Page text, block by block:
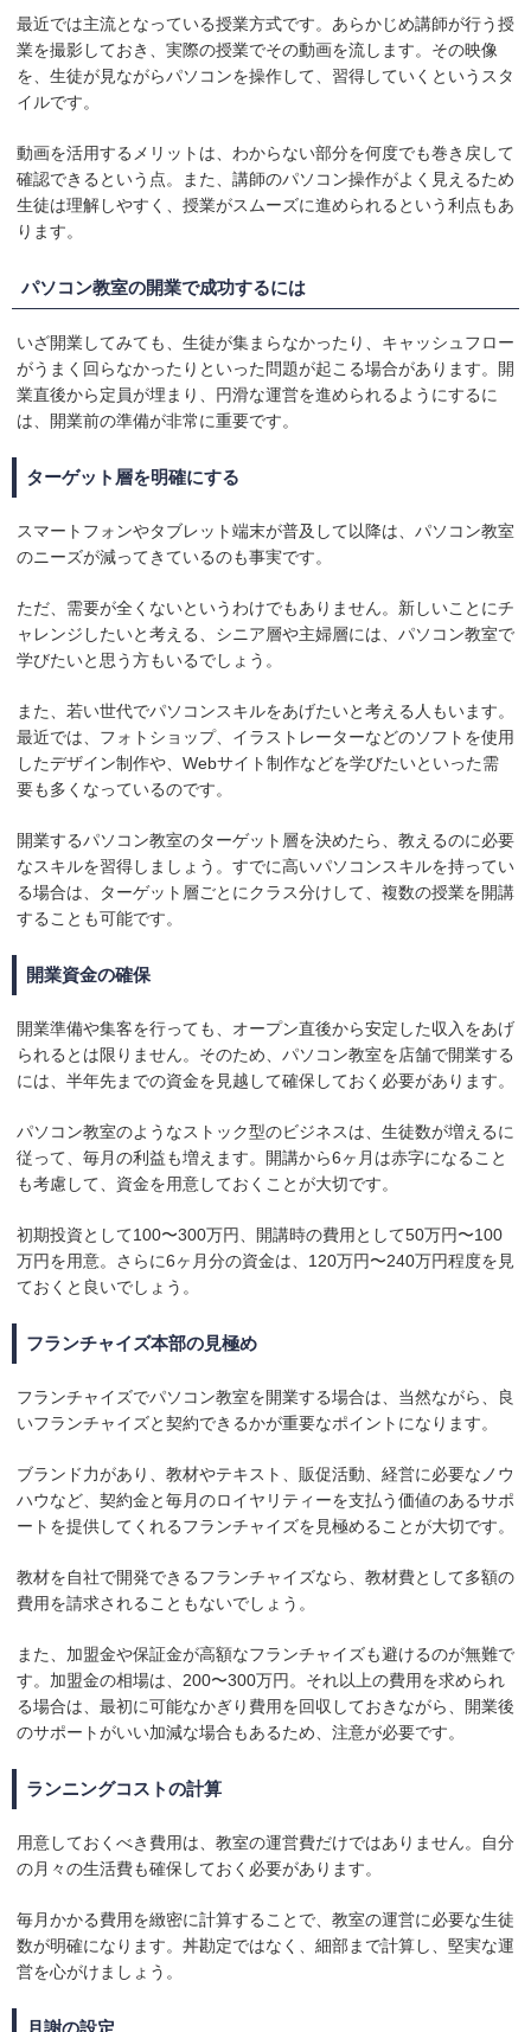
最近では主流となっている授業方式です。あらかじめ講師が行う授
業を撮影しておき、実際の授業でその動画を流します。その映像
を、生徒が見ながらパソコンを操作して、習得していくというスタ
イルです。
動画を活用するメリットは、わからない部分を何度でも巻き戻して
確認できるという点。また、講師のパソコン操作がよく見えるため
生徒は理解しやすく、授業がスムーズに進められるという利点もあ
ります。
パソコン教室の開業で成功するには
いざ開業してみても、生徒が集まらなかったり、キャッシュフロー
がうまく回らなかったりといった問題が起こる場合があります。開
業直後から定員が埋まり、円滑な運営を進められるようにするに
は、開業前の準備が非常に重要です。
ターゲット層を明確にする
スマートフォンやタブレット端末が普及して以降は、パソコン教室
のニーズが減ってきているのも事実です。
ただ、需要が全くないというわけでもありません。新しいことにチ
ャレンジしたいと考える、シニア層や主婦層には、パソコン教室で
学びたいと思う方もいるでしょう。
また、若い世代でパソコンスキルをあげたいと考える人もいます。
最近では、フォトショップ、イラストレーターなどのソフトを使用
したデザイン制作や、Webサイト制作などを学びたいといった需
要も多くなっているのです。
開業するパソコン教室のターゲット層を決めたら、教えるのに必要
なスキルを習得しましょう。すでに高いパソコンスキルを持ってい
る場合は、ターゲット層ごとにクラス分けして、複数の授業を開講
することも可能です。
開業資金の確保
開業準備や集客を行っても、オープン直後から安定した収入をあげ
られるとは限りません。そのため、パソコン教室を店舗で開業する
には、半年先までの資金を見越して確保しておく必要があります。
パソコン教室のようなストック型のビジネスは、生徒数が増えるに
従って、毎月の利益も増えます。開講から6ヶ月は赤字になること
も考慮して、資金を用意しておくことが大切です。
初期投資として100〜300万円、開講時の費用として50万円〜100
万円を用意。さらに6ヶ月分の資金は、120万円〜240万円程度を見
ておくと良いでしょう。
フランチャイズ本部の見極め
フランチャイズでパソコン教室を開業する場合は、当然ながら、良
いフランチャイズと契約できるかが重要なポイントになります。
ブランド力があり、教材やテキスト、販促活動、経営に必要なノウ
ハウなど、契約金と毎月のロイヤリティーを支払う価値のあるサポ
ートを提供してくれるフランチャイズを見極めることが大切です。
教材を自社で開発できるフランチャイズなら、教材費として多額の
費用を請求されることもないでしょう。
また、加盟金や保証金が高額なフランチャイズも避けるのが無難で
す。加盟金の相場は、200〜300万円。それ以上の費用を求められ
る場合は、最初に可能なかぎり費用を回収しておきながら、開業後
のサポートがいい加減な場合もあるため、注意が必要です。
ランニングコストの計算
用意しておくべき費用は、教室の運営費だけではありません。自分
の月々の生活費も確保しておく必要があります。
毎月かかる費用を緻密に計算することで、教室の運営に必要な生徒
数が明確になります。丼勘定ではなく、細部まで計算し、堅実な運
営を心がけましょう。